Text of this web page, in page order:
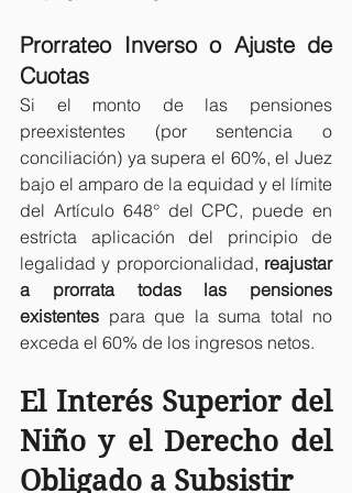
Prorrateo Inverso o Ajuste de
Cuotas
Si el monto de las pensiones
preexistentes (por sentencia o
conciliación) ya supera el 60%, el Juez
bajo el amparo de la equidad y el límite
del Artículo 648° del CPC, puede en
estricta aplicación del principio de
legalidad y proporcionalidad, reajustar
a prorrata todas las pensiones
existentes para que la suma total no
exceda el 60% de los ingresos netos.
El Interés Superior del
Niño y el Derecho del
Obligado a Subsistir